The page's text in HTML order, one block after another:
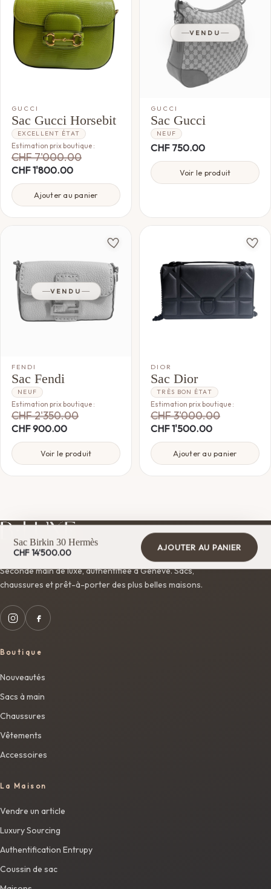
GUCCI
Sac Gucci Horsebit
EXCELLENT ÉTAT
Estimation prix boutique :
CHF7'000.00
CHF1'800.00
Ajouter au panier
VENDU
GUCCI
Sac Gucci
NEUF
CHF750.00
Voir le produit
VENDU
FENDI
Sac Fendi
NEUF
Estimation prix boutique :
CHF2'350.00
CHF900.00
Voir le produit
DIOR
Sac Dior
TRÈS BON ÉTAT
Estimation prix boutique :
CHF3'000.00
CHF1'500.00
Ajouter au panier
Sac Birkin 30 Hermès
CHF14'500.00 AJOUTER AU PANIER
Seconde main de luxe, authentifiée à Genève. Sacs,
chaussures et prêt-à-porter des plus belles maisons.
Boutique
Nouveautés
Sacs à main
Chaussures
Vêtements
Accessoires
La Maison
Vendre un article
Luxury Sourcing
Authentification Entrupy
Coussin de sac